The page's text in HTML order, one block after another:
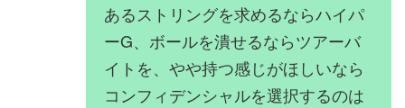
あるストリングを求めるならハイパ
ーG、ボールを潰せるならツアーバ
イトを、やや持つ感じがほしいなら
コンフィデンシャルを選択するのは